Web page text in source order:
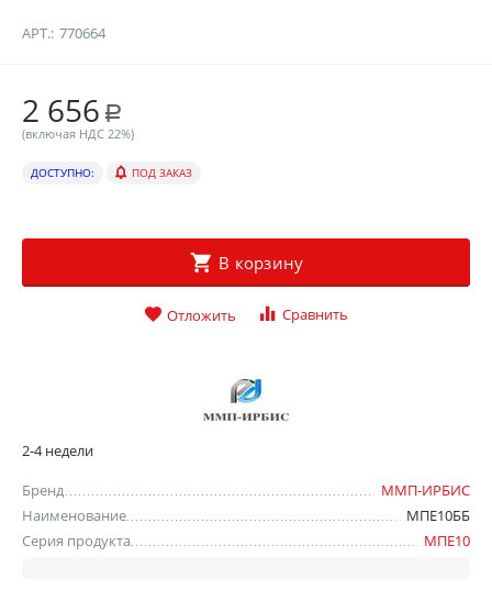
АРТ.: 770664
2 656 Р
(включая НДС 22%)
ДОСТУПНО: ПОД ЗАКАЗ
В корзину
Отложить Сравнить
2-4 недели
Бренд
ММП-ИРБИС
Наименование
МПЕ10ББ
Серия продукта
МПЕ10